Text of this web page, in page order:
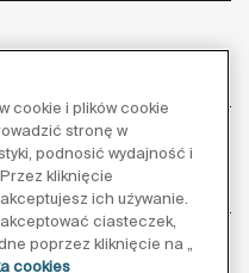
nas:
cookie i plików cookie
stronę w
podnosić wydajność i
kliknięcie
ich używanie.
ciasteczek,
poprzez kliknięcie na „
cookies